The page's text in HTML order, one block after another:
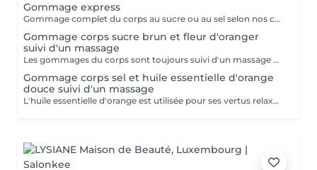
Gommage express
Gommage complet du corps au sucre ou au sel selon nos créations du moment suivi d'une douche.
Gommage corps sucre brun et fleur d'oranger
suivi d'un massage
Les gommages du corps sont toujours suivi d'un massage à l'huile chaude.
Gommage corps sel et huile essentielle d'orange
douce suivi d'un massage
L'huile essentielle d'orange est utilisée pour ses vertus relaxantes et apaisantes. Elle aide à lutter contre le stress et facilite l'endormissement. Les gommages du corps sont suivis d'un massage complet à l'huile chaude.